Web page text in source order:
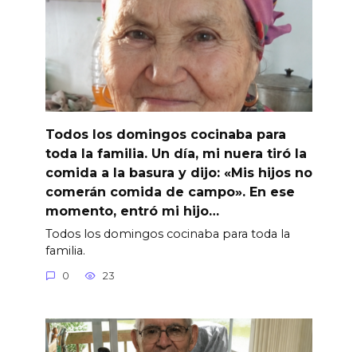
Todos los domingos cocinaba para
toda la familia. Un día, mi nuera tiró la
comida a la basura y dijo: «Mis hijos no
comerán comida de campo». En ese
momento, entró mi hijo…
Todos los domingos cocinaba para toda la
familia.
0 23